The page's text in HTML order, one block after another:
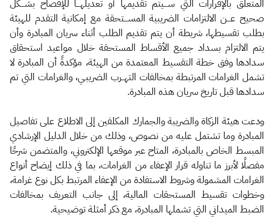
المتعلق بالإقرارات التي ســـيتم تقديمها أو تعديلهـــا للإفصاح بشـــكل
صحيح عـــن الالتزامات الضريبية المســـتحقة مع إمكانية التقدم للهيئة
بطلب تقسيطها، شريطة أن يتم تقديم الطلب أثناء سريان المبادرة وأن
يتم الالتزام بسداد جميع الأقساط المستحقة خلال مواعيد استحقاق
سدادها وفق خطة التقسيط المعتمدة من الهيئة، مؤكدةً أن المبادرة لا
تشمل الغرامات المرتبطة بمخالفات التهــرب الضريبـي، والغرامات التي تم
سدادها قبل تاريخ سريان هذه المبادرة.
ودعت هيئة الزكاة والضريبة والجمارك المكلفين إلى الاطلاع على تفاصيل
المبادرة وما تشتمل عليه من نصوص، وذلك من خلال الدليل الإرشادي
المبسط الخاص بالمبادرة، المتاح عبر موقعها الإلكتروني، والمتضمن شرحًا
مفصلًا لأبرز ما تناوله قرار الإعفاء من الغرامات، بما في ذلك إيضاح أنواع
الغرامات المشمولة وشروط الاستفادة من الإعفاء المرتبط بكل نوع غرامة،
وخطوات تقسيط المستحقات المالية، إلى جانب التعريف بمخالفات
الضبط الميداني التي تشملها المبادرة، مع ذكر أمثلة توضيحية.